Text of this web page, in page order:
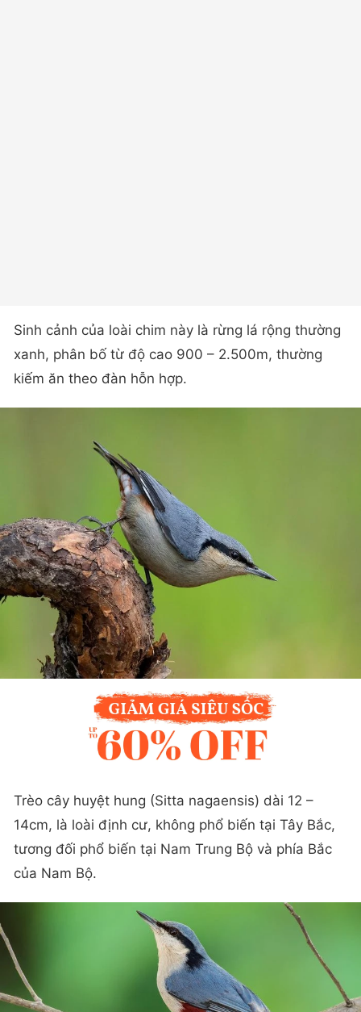
Sinh cảnh của loài chim này là rừng lá rộng thường
xanh, phân bố từ độ cao 900 – 2.500m, thường
kiếm ăn theo đàn hỗn hợp.
Trèo cây huyệt hung (Sitta nagaensis) dài 12 –
14cm, là loài định cư, không phổ biến tại Tây Bắc,
tương đối phổ biến tại Nam Trung Bộ và phía Bắc
của Nam Bộ.